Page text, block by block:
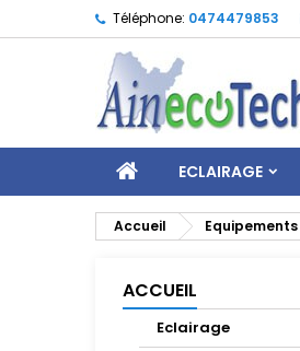
Téléphone: 0474479853
ECLAIRAGE
Accueil
ACCUEIL
Eclairage